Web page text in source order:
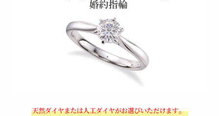
天然ダイヤまたは人工ダイヤがお選びいただけます。